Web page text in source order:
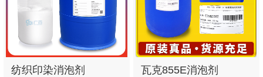
纺织印染消泡剂 瓦克855E消泡剂